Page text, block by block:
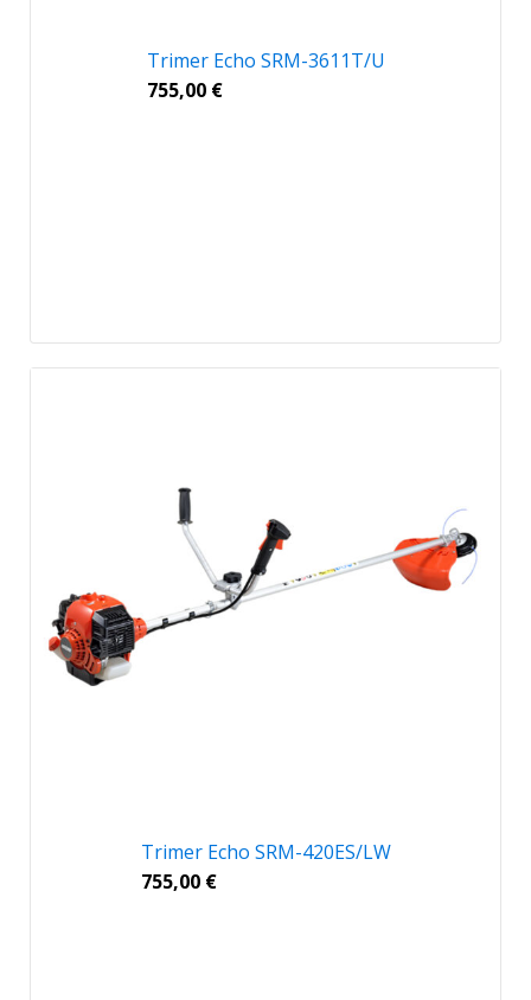
Trimer Echo SRM-3611T/U
755,00 €
Trimer Echo SRM-420ES/LW
755,00 €